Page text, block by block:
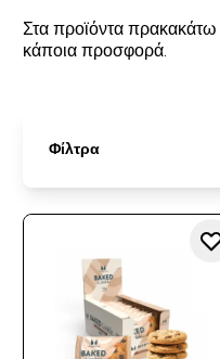
Στα προϊόντα πρακακάτω
κάποια προσφορά.
Φίλτρα